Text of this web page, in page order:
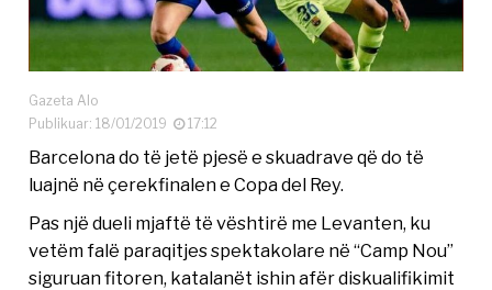
Gazeta Alo
Publikuar: 18/01/2019
17:12
Barcelona do të jetë pjesë e skuadrave që do të
luajnë në çerekfinalen e Copa del Rey.
Pas një dueli mjaftë të vështirë me Levanten, ku
vetëm falë paraqitjes spektakolare në “Camp Nou”
siguruan fitoren, katalanët ishin afër diskualifikimit